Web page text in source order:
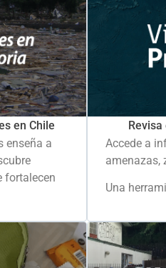
en Chile
enseña a
fortalecen
Accede a
amenazas,
Una